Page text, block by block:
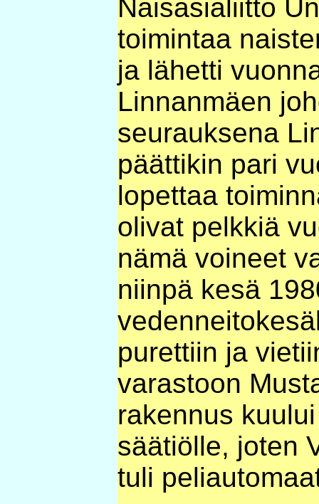
Naisasialiitto
toimintaa
ja lähetti
Linnanmäen
seurauksena
päättikin pari
lopettaa
olivat pelkkiä
nämä voineet
niinpä kesä
purettiin ja
varastoon
rakennus
säätiölle, joten
tuli